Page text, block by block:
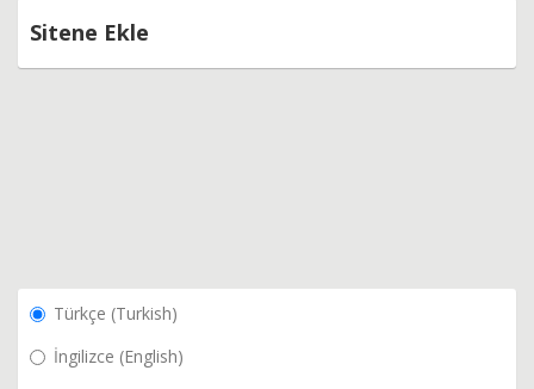
Sitene Ekle
Türkçe (Turkish)
İngilizce (English)